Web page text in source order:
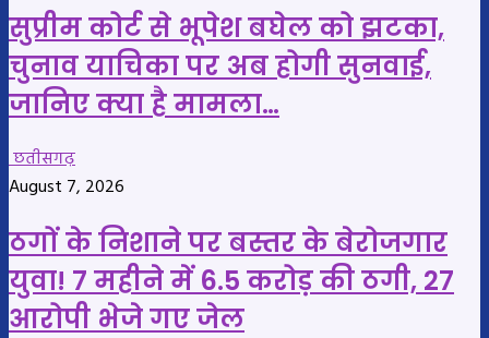
सुप्रीम कोर्ट से भूपेश बघेल को झटका,
चुनाव याचिका पर अब होगी सुनवाई,
जानिए क्या है मामला…
छतीसगढ़
August 7, 2026
ठगों के निशाने पर बस्तर के बेरोजगार
युवा! 7 महीने में 6.5 करोड़ की ठगी, 27
आरोपी भेजे गए जेल